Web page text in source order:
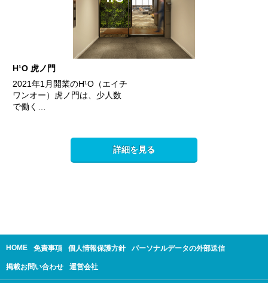
H¹O 虎ノ門
2021年1月開業のH¹O（エイチ
ワンオー）虎ノ門は、少人数
で働く…
詳細を見る
HOME 免責事項 個人情報保護方針 パーソナルデータの外部送信
掲載お問い合わせ 運営会社